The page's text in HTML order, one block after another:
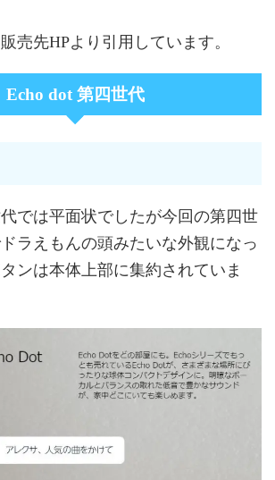
売先HPより引用しています。
Echo dot 第四世代
では平面状でしたが今回の第四世
ラえもんの頭みたいな外観になっ
ンは本体上部に集約されていま